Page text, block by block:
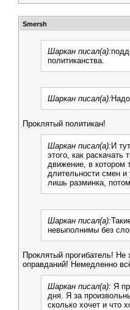
Smersh
Шаркан писал(а):
политиканства.
Шаркан писал(а):
Проклятый политикан!
Шаркан писал(а): И
этого, как раскачать
движение, в котором
длительности смен и
лишь разминка,
Шаркан писал(а):
невыполнимы без
Проклятый прогибатель!
оправданий! Немедленно
Шаркан писал(а): Я
дня. Я за
сколько хочет и что